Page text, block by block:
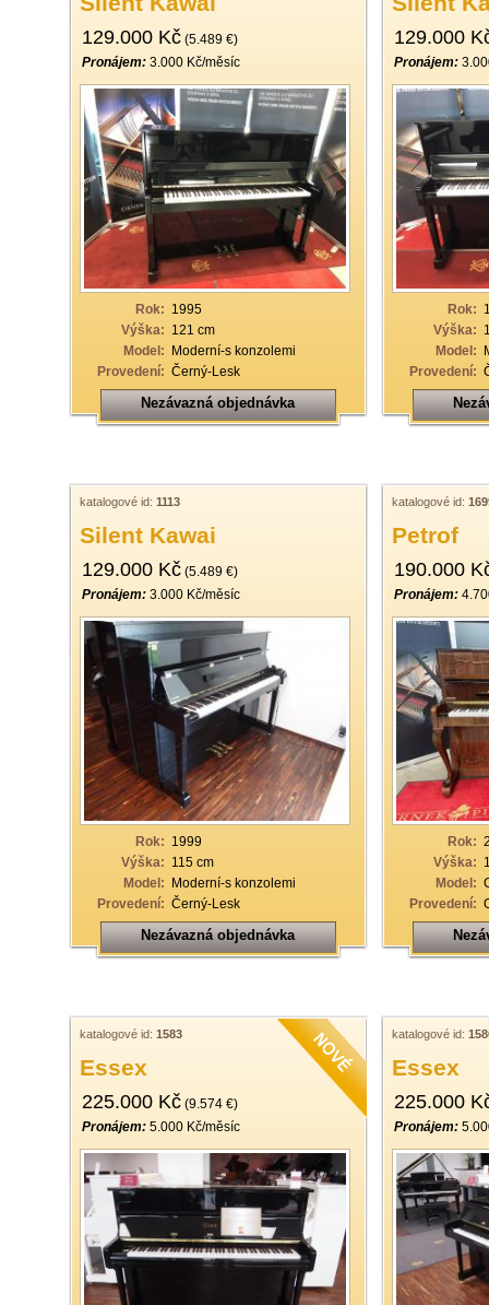
129.000 Kč (5.489 €)
Pronájem: 3.000 Kč/měsíc
Rok: 1995
Výška: 121 cm
Model: Moderní-s konzolemi
Provedení: Černý-Lesk
Nezávazná objednávka
129.000
Pronájem:
Rok:
Výška:
Model:
Provedení:
katalogové id: 1113
Silent Kawai
129.000 Kč (5.489 €)
Pronájem: 3.000 Kč/měsíc
Rok: 1999
Výška: 115 cm
Model: Moderní-s konzolemi
Provedení: Černý-Lesk
Nezávazná objednávka
katalogové id:
Petrof
190.000
Pronájem:
Rok:
Výška:
Model:
Provedení:
katalogové id: 1583
Essex
225.000 Kč (9.574 €)
Pronájem: 5.000 Kč/měsíc
katalogové id:
Essex
225.000
Pronájem: